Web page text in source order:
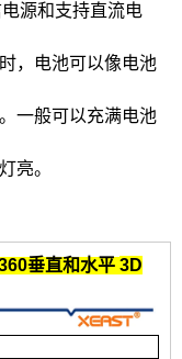
源和支持直流电
，电池可以像电池
一般可以充满电池
亮。
垂直和水平 3D